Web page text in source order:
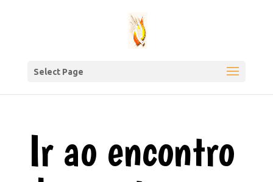
Select Page
Ir ao encontro